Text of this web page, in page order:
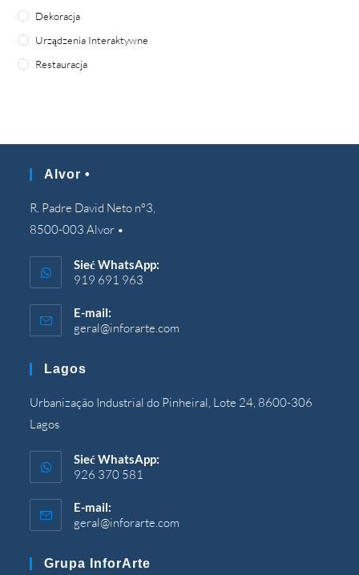
Dekoracja
Urządzenia Interaktywne
Restauracja
Alvor •
R. Padre David Neto nº3,
8500-003 Alvor •
Sieć WhatsApp:
919 691 963
E-mail:
geral@inforarte.com
Lagos
Urbanização Industrial do Pinheiral, Lote 24, 8600-306
Lagos
Sieć WhatsApp:
926 370 581
E-mail:
geral@inforarte.com
Grupa InforArte